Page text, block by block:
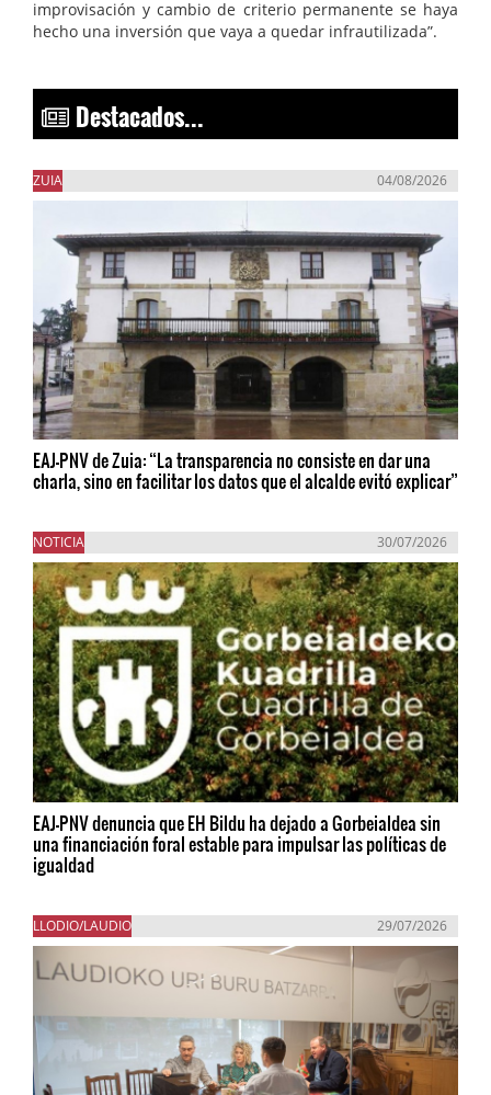
improvisación y cambio de criterio permanente se haya
hecho una inversión que vaya a quedar infrautilizada”.
Destacados...
ZUIA 04/08/2026
EAJ-PNV de Zuia: “La transparencia no consiste en dar una
charla, sino en facilitar los datos que el alcalde evitó explicar”
NOTICIA 30/07/2026
EAJ-PNV denuncia que EH Bildu ha dejado a Gorbeialdea sin
una financiación foral estable para impulsar las políticas de
igualdad
LLODIO/LAUDIO 29/07/2026